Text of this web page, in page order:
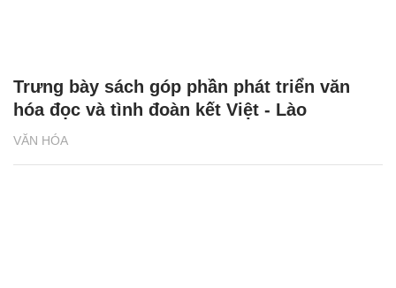
VĂN HÓA
Trưng bày sách góp phần phát triển văn
hóa đọc và tình đoàn kết Việt - Lào